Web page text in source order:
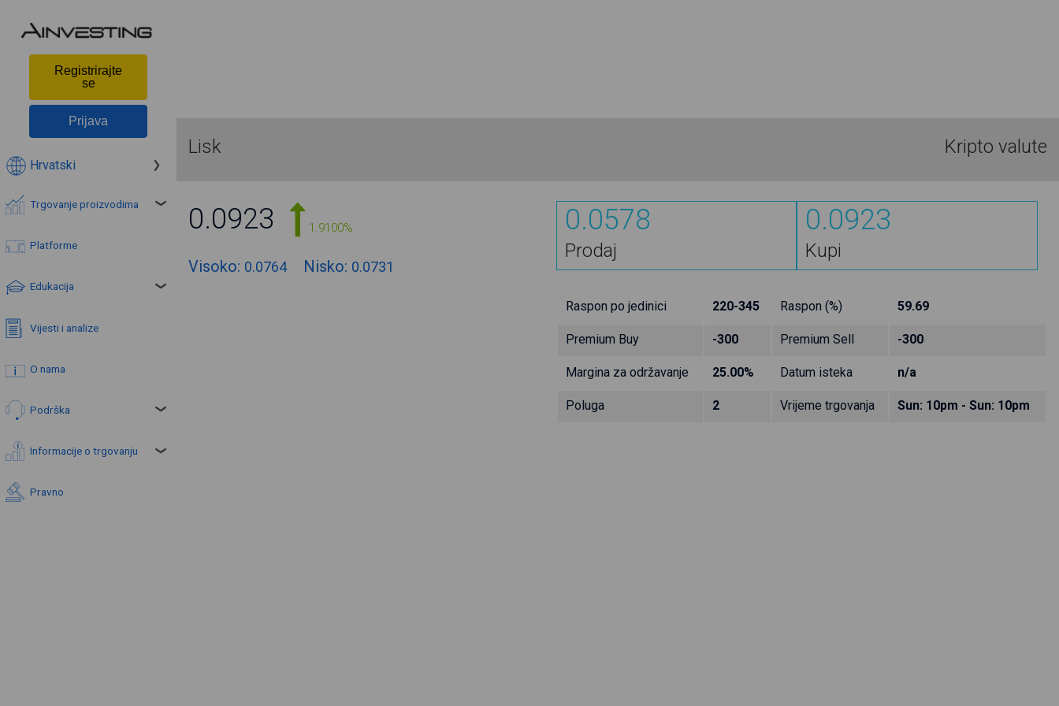
Registrirajte
se
Prijava
Hrvatski
Trgovanje proizvodima
Platforme
Edukacija
Vijesti i analize
O nama
Podrška
Informacije o trgovanju
Pravno
Lisk Kripto valute
0.0923 1.9100%
Visoko: 0.0764 Nisko: 0.0731
0.0578
Prodaj
0.0923
Kupi
Raspon po jedinici 220-345 Raspon (%) 59.69
Premium Buy -300 Premium Sell -300
Margina za održavanje 25.00% Datum isteka n/a
Poluga 2 Vrijeme trgovanja Sun: 10pm - Sun: 10pm